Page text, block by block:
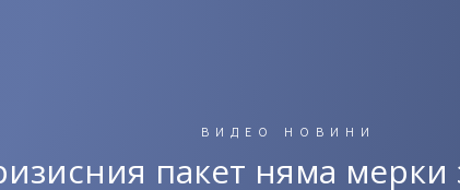
ВИДЕО НОВИНИ
пакет няма мерки